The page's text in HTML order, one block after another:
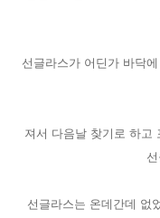
선글라스가 어딘가 바닥
져서 다음날 찾기로 하고
선글라스는 온데간데 없